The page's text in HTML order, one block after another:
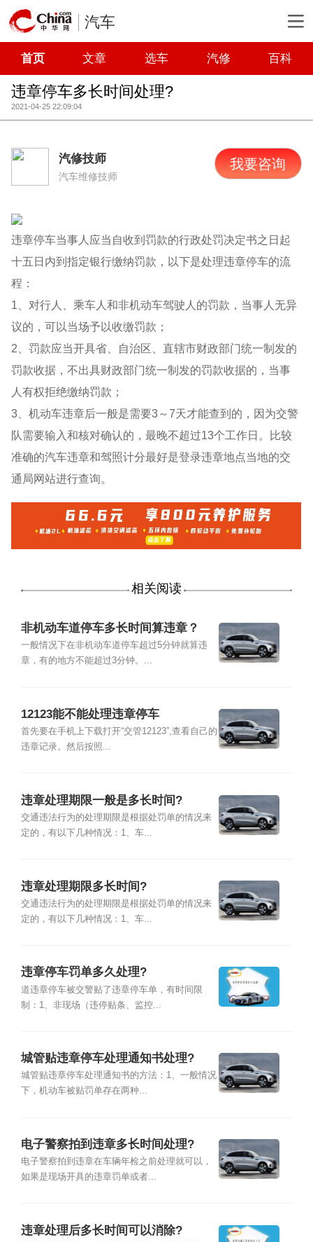
汽车
首页 文章 选车 汽修 百科
违章停车多长时间处理?
2021-04-25 22:09:04
汽修技师
汽车维修技师
我要咨询
违章停车当事人应当自收到罚款的行政处罚决定书之日起
十五日内到指定银行缴纳罚款，以下是处理违章停车的流
程：
1、对行人、乘车人和非机动车驾驶人的罚款，当事人无异
议的，可以当场予以收缴罚款；
2、罚款应当开具省、自治区、直辖市财政部门统一制发的
罚款收据，不出具财政部门统一制发的罚款收据的，当事
人有权拒绝缴纳罚款；
3、机动车违章后一般是需要3～7天才能查到的，因为交警
队需要输入和核对确认的，最晚不超过13个工作日。比较
准确的汽车违章和驾照计分最好是登录违章地点当地的交
通局网站进行查询。
相关阅读
非机动车道停车多长时间算违章？
一般情况下在非机动车道停车超过5分钟就算违
章，有的地方不能超过3分钟。...
12123能不能处理违章停车
首先要在手机上下载打开“交管12123”,查看自己的
违章记录。然后按照...
违章处理期限一般是多长时间?
交通违法行为的处理期限是根据处罚单的情况来
定的，有以下几种情况：1、车...
违章处理期限多长时间?
交通违法行为的处理期限是根据处罚单的情况来
定的，有以下几种情况：1、车...
违章停车罚单多久处理?
道违章停车被交警贴了违章停车单，有时间限
制：1、非现场（违停贴条、监控...
城管贴违章停车处理通知书处理?
城管贴违章停车处理通知书的方法：1、一般情况
下，机动车被贴罚单存在两种...
电子警察拍到违章多长时间处理?
电子警察拍到违章在车辆年检之前处理就可以，
如果是现场开具的违章罚单或者...
违章处理后多长时间可以消除?